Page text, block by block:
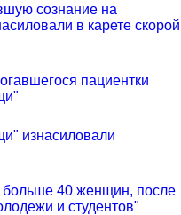
сознание на
в карете скорой
пациентки
изнасиловали
40 женщин, после
и студентов"